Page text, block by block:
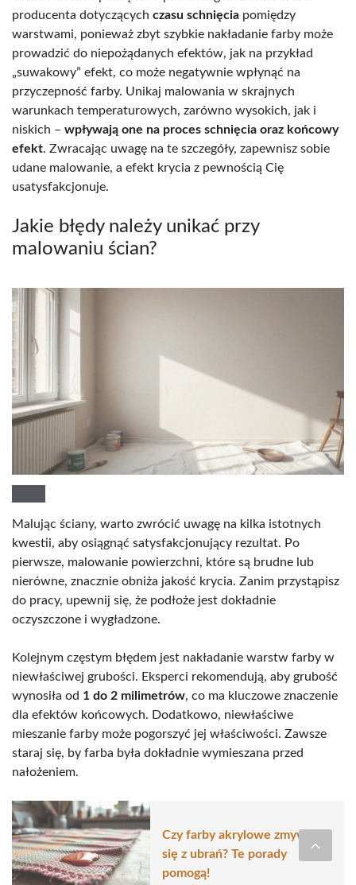
producenta dotyczących czasu schnięcia pomiędzy
warstwami, ponieważ zbyt szybkie nakładanie farby może
prowadzić do niepożądanych efektów, jak na przykład
„suwakowy” efekt, co może negatywnie wpłynąć na
przyczepność farby. Unikaj malowania w skrajnych
warunkach temperaturowych, zarówno wysokich, jak i
niskich – wpływają one na proces schnięcia oraz końcowy
efekt. Zwracając uwagę na te szczegóły, zapewnisz sobie
udane malowanie, a efekt krycia z pewnością Cię
usatysfakcjonuje.
Jakie błędy należy unikać przy
malowaniu ścian?
Malując ściany, warto zwrócić uwagę na kilka istotnych
kwestii, aby osiągnąć satysfakcjonujący rezultat. Po
pierwsze, malowanie powierzchni, które są brudne lub
nierówne, znacznie obniża jakość krycia. Zanim przystąpisz
do pracy, upewnij się, że podłoże jest dokładnie
oczyszczone i wygładzone.
Kolejnym częstym błędem jest nakładanie warstw farby w
niewłaściwej grubości. Eksperci rekomendują, aby grubość
wynosiła od 1 do 2 milimetrów, co ma kluczowe znaczenie
dla efektów końcowych. Dodatkowo, niewłaściwe
mieszanie farby może pogorszyć jej właściwości. Zawsze
staraj się, by farba była dokładnie wymieszana przed
nałożeniem.
Czy farby akrylowe zmywają
się z ubrań? Te porady
pomogą!